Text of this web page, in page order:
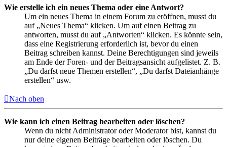
Wie erstelle ich ein neues Thema oder eine Antwort?
Um ein neues Thema in einem Forum zu eröffnen, musst du
auf „Neues Thema“ klicken. Um auf einen Beitrag zu
antworten, musst du auf „Antworten“ klicken. Es könnte sein,
dass eine Registrierung erforderlich ist, bevor du einen
Beitrag schreiben kannst. Deine Berechtigungen sind jeweils
am Ende der Foren- und der Beitragsansicht aufgelistet. Z. B.
„Du darfst neue Themen erstellen“, „Du darfst Dateianhänge
erstellen“ usw.
Nach oben
Wie kann ich einen Beitrag bearbeiten oder löschen?
Wenn du nicht Administrator oder Moderator bist, kannst du
nur deine eigenen Beiträge bearbeiten oder löschen. Du